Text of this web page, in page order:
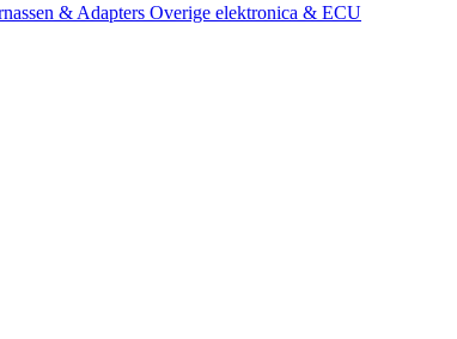
& Adapters Overige elektronica & ECU